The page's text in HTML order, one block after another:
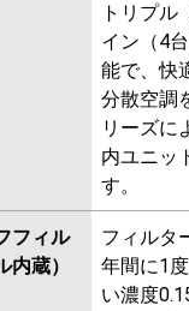
トリプル
イン（4
能で、快
分散空調
リーズに
内ユニッ
す。
フィル
内蔵）
フィルタ
年間に1
い濃度